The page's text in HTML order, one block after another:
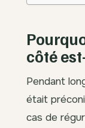
côté
Pendant
était
cas de